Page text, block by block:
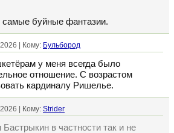
буйные фантазии.
| Кому: Бульбород
у меня всегда было
отношение. С возрастом
кардиналу Ришелье.
| Кому: Strider
в частности так и не